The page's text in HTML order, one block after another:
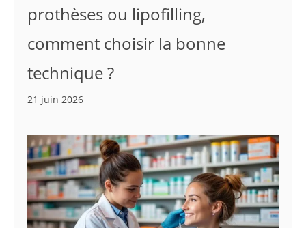
prothèses ou lipofilling,
comment choisir la bonne
technique ?
21 juin 2026